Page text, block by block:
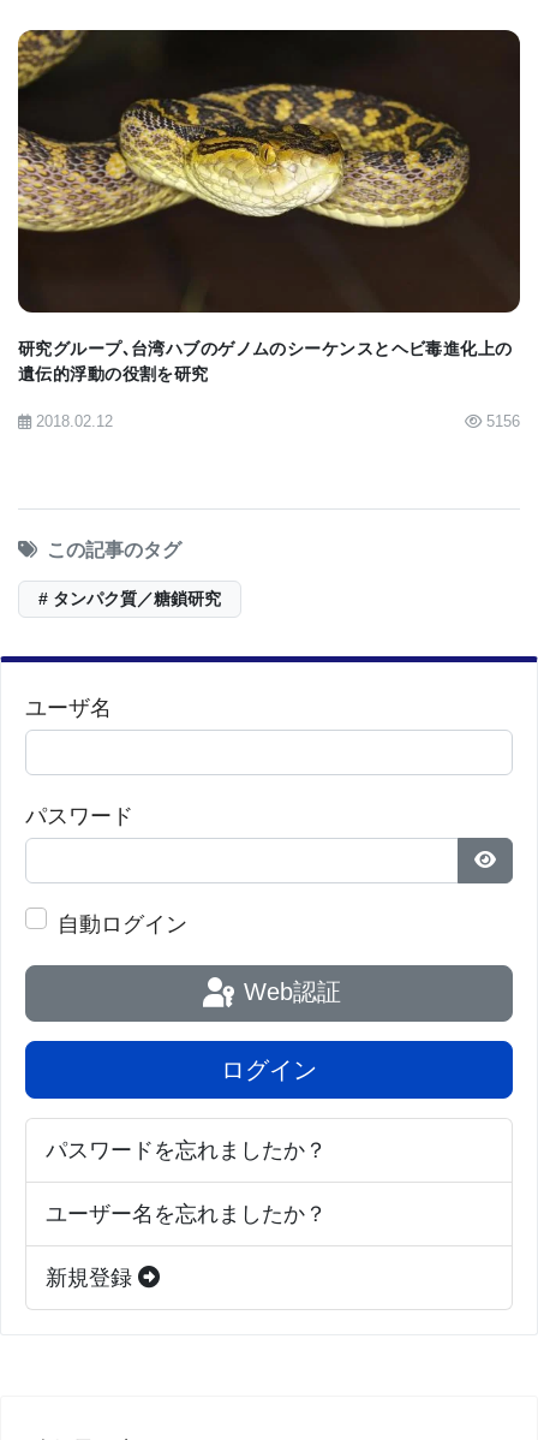
BIOMARKET JP
研究グループ､台湾ハブのゲノムのシーケンスとヘビ毒進化上の
遺伝的浮動の役割を研究
2018.02.12 5156
この記事のタグ
# タンパク質／糖鎖研究
ユーザ名
パスワード
パス
自動ログイン
Web認証
ログイン
パスワードを忘れましたか？
ユーザー名を忘れましたか？
新規登録